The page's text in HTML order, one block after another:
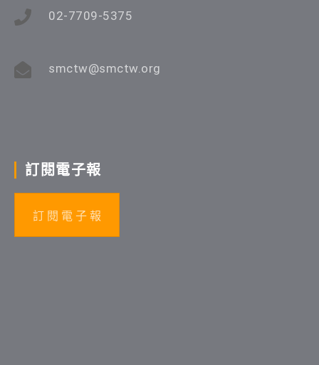
02-7709-5375
smctw@smctw.org
訂閱電子報
訂 閱 電 子 報